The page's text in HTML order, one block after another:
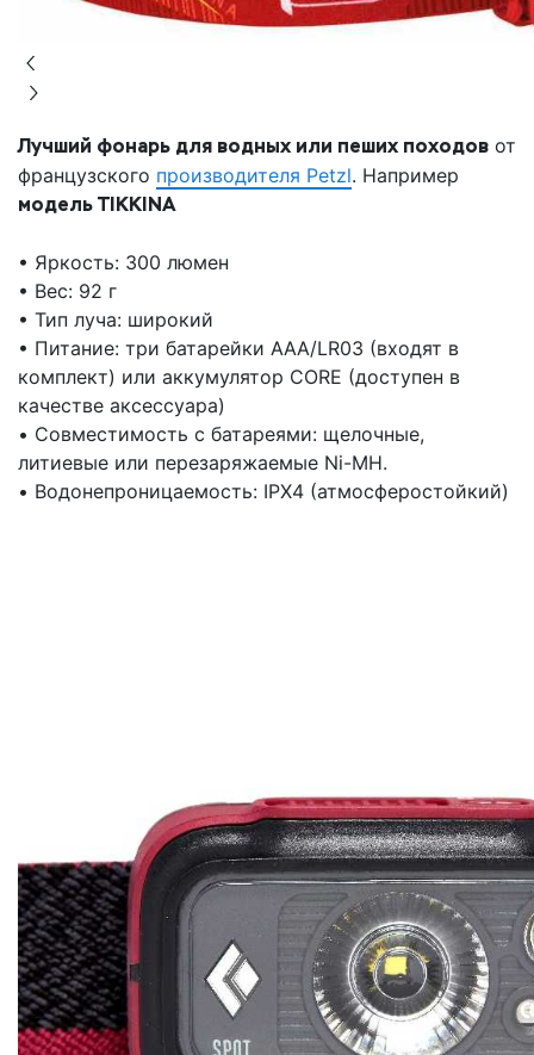
Лучший фонарь для водных или пеших походов от
французского производителя Petzl. Например
модель TIKKINА
• Яркость: 300 люмен
• Вес: 92 г
• Тип луча: широкий
• Питание: три батарейки AAA/LR03 (входят в
комплект) или аккумулятор CORE (доступен в
качестве аксессуара)
• Совместимость с батареями: щелочные,
литиевые или перезаряжаемые Ni-MH.
• Водонепроницаемость: IPX4 (атмосферостойкий)